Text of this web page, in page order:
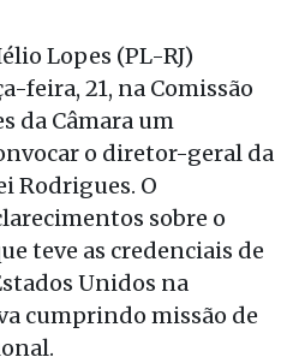
Lopes (PL-RJ)
feira, 21, na Comissão
da Câmara um
o diretor-geral da
Rodrigues. O
sobre o
teve as credenciais de
Unidos na
cumprindo missão de